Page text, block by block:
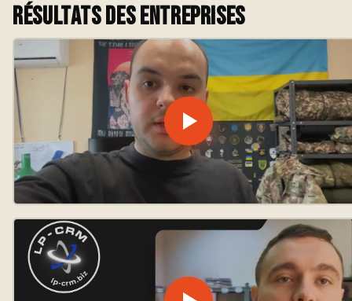
Résultats des entreprises